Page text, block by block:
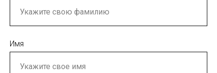
Имя